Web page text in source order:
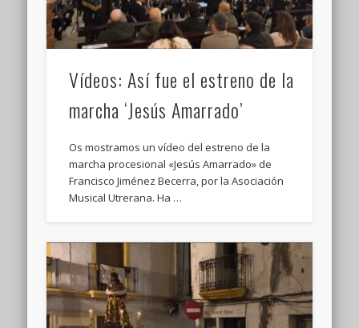
Vídeos: Así fue el estreno de la
marcha ‘Jesús Amarrado’
Os mostramos un vídeo del estreno de la
marcha procesional «Jesús Amarrado» de
Francisco Jiménez Becerra, por la Asociación
Musical Utrerana. Ha …